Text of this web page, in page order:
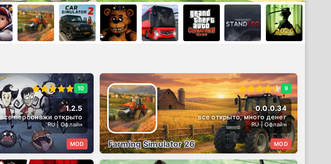
10
1.2.5
все персонажи открыто
RU | Офлайн
MOD
9
0.0.0.34
все открыто, много денег
RU | Офлайн
Farming Simulator 26 MOD